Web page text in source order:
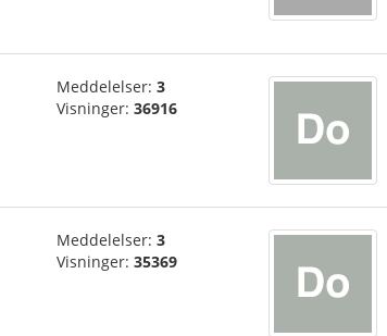
Meddelelser: 3
Visninger: 36916
Meddelelser: 3
Visninger: 35369